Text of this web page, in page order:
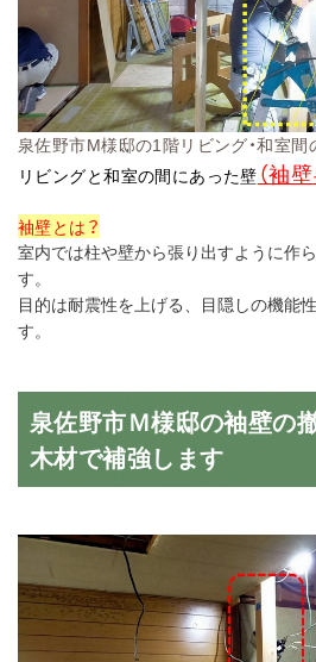
泉佐野市M様邸の1階リビング・和室間
リビングと和室の間にあった壁 （袖壁
袖壁とは？
室内では柱や壁から張り出すように作
す。
目的は耐震性を上げる、目隠しの機能
す。
泉佐野市Ｍ様邸の袖壁の
木材で補強します